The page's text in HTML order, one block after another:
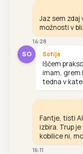
Jaz sem zdaj
možnosti v
14:28
SO Sofija
Iščem
imam, grem
tedna v
Fantje, tisti
izbira. Trup
kobilice ni,
16:11